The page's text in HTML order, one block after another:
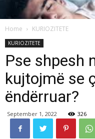
Home KURIOZITETE
KURIOZITETE
Pse shpesh
kujtojmë se
ëndërruar?
September 1, 2022 326